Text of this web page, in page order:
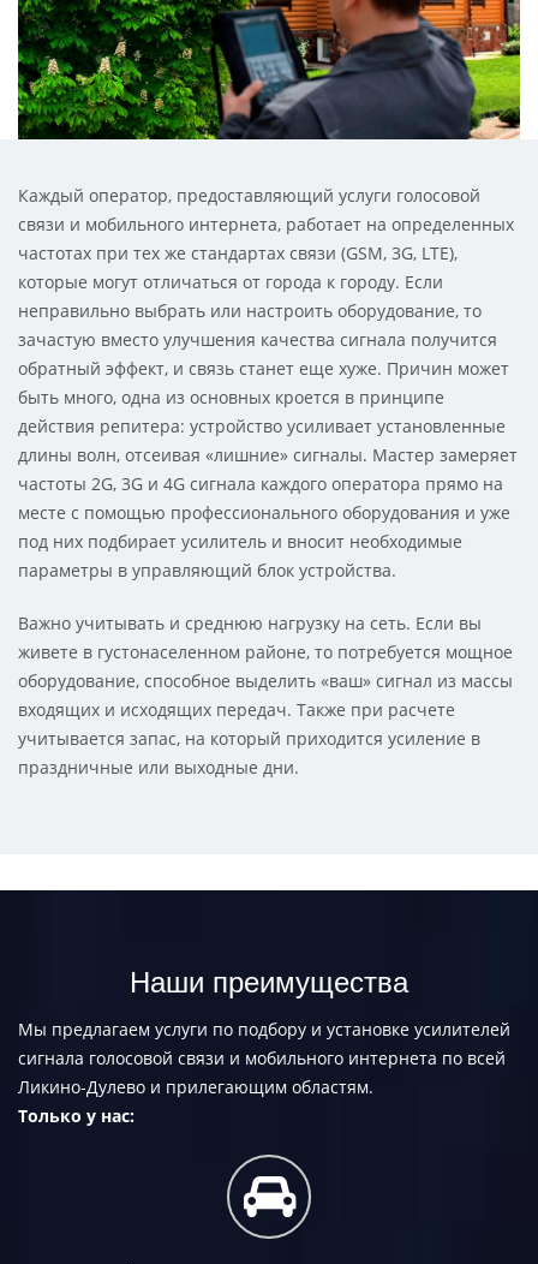
Каждый оператор, предоставляющий услуги голосовой
связи и мобильного интернета, работает на определенных
частотах при тех же стандартах связи (GSM, 3G, LTE),
которые могут отличаться от города к городу. Если
неправильно выбрать или настроить оборудование, то
зачастую вместо улучшения качества сигнала получится
обратный эффект, и связь станет еще хуже. Причин может
быть много, одна из основных кроется в принципе
действия репитера: устройство усиливает установленные
длины волн, отсеивая «лишние» сигналы. Мастер замеряет
частоты 2G, 3G и 4G сигнала каждого оператора прямо на
месте с помощью профессионального оборудования и уже
под них подбирает усилитель и вносит необходимые
параметры в управляющий блок устройства.
Важно учитывать и среднюю нагрузку на сеть. Если вы
живете в густонаселенном районе, то потребуется мощное
оборудование, способное выделить «ваш» сигнал из массы
входящих и исходящих передач. Также при расчете
учитывается запас, на который приходится усиление в
праздничные или выходные дни.
Наши преимущества
Мы предлагаем услуги по подбору и установке усилителей
сигнала голосовой связи и мобильного интернета по всей
Ликино-Дулево и прилегающим областям.
Только у нас: